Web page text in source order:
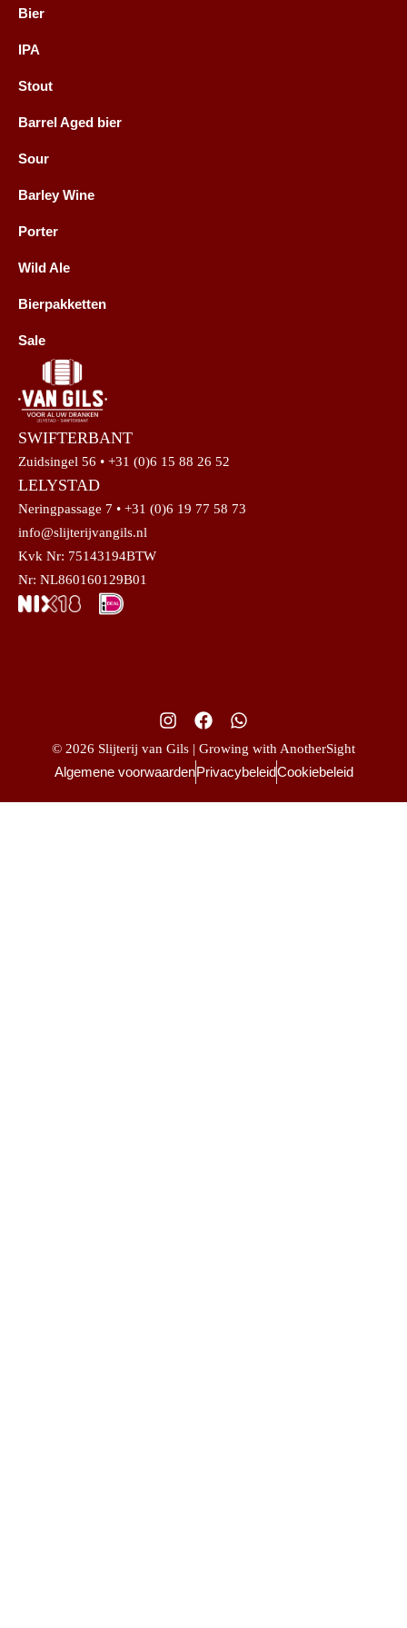
Bier
IPA
Stout
Barrel Aged bier
Sour
Barley Wine
Porter
Wild Ale
Bierpakketten
Sale
SWIFTERBANT
Zuidsingel 56 • +31 (0)6 15 88 26 52
LELYSTAD
Neringpassage 7 • +31 (0)6 19 77 58 73
info@slijterijvangils.nl
Kvk Nr: 75143194BTW
Nr: NL860160129B01
© 2026 Slijterij van Gils | Growing with AnotherSight
Algemene voorwaardenPrivacybeleidCookiebeleid